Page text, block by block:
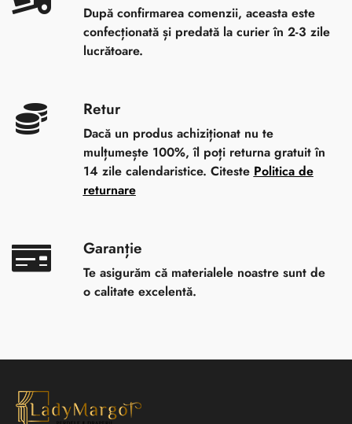
După confirmarea comenzii, aceasta este
confecționată și predată la curier în 2-3 zile
lucrătoare.
Retur
Dacă un produs achiziționat nu te
mulțumește 100%, îl poți returna gratuit în
14 zile calendaristice. Citeste Politica de
returnare
Garanție
Te asigurăm că materialele noastre sunt de
o calitate excelentă.